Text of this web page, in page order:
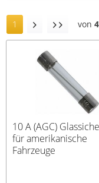
1 von
10 A (AGC)
für amerikanische
Fahrzeuge